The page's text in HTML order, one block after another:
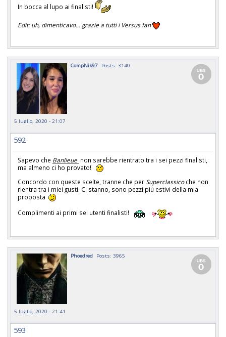
In bocca al lupo ai finalisti!
Edit: uh, dimenticavo... grazie a tutti i Versus fan
CompNik97 Posts: 3140
5 luglio, 2020 - 21:07
592
Sapevo che Banlieue non sarebbe rientrato tra i sei pezzi finalisti,
ma almeno ci ho provato!
Concordo con queste scelte, tranne che per Superclassicoche non
rientra tra i miei gusti. Ci stanno, sono pezzi più estivi della mia
proposta
Complimenti ai primi sei utenti finalisti!
Phoedred Posts: 3965
5 luglio, 2020 - 21:41
593